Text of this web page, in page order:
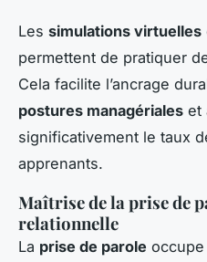
Les simulations virtuelles
permettent de pratiquer
Cela facilite l’ancrage
postures managériales et
significativement le taux
apprenants.
Maîtrise de la prise de
relationnelle
La prise de parole